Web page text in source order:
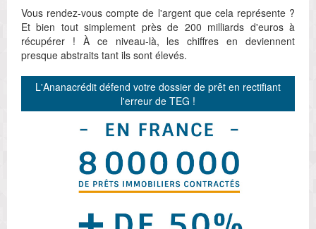
Vous rendez-vous compte de l'argent que cela représente ?
Et bien tout simplement près de 200 milliards d'euros à
récupérer ! À ce niveau-là, les chiffres en deviennent
presque abstraits tant ils sont élevés.
L'Ananacrédit défend votre dossier de prêt en rectifiant
l'erreur de TEG !